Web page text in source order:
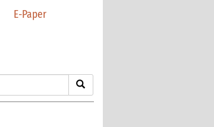
E-Paper